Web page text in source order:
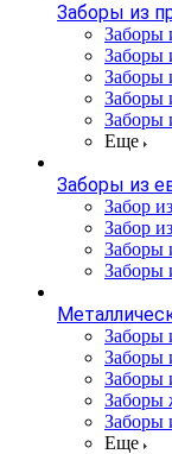
Заборы из
Заборы
Заборы
Заборы
Заборы
Заборы
Еще
Заборы из
Забор
Забор
Заборы
Заборы
Заборы
Заборы
Заборы
Заборы
Заборы
Еще